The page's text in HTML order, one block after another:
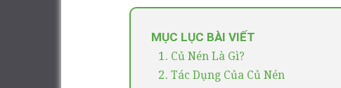
MỤC LỤC BÀI VIẾT
1. Củ Nén Là Gì?
2. Tác Dụng Của Củ Nén